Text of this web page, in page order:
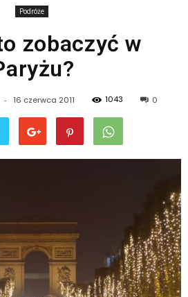
Podróże
zobaczyć w
- 16 czerwca 2011 1043 0